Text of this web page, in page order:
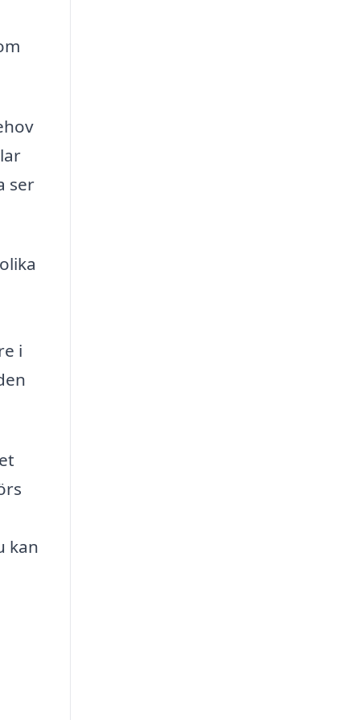
ser
i
kan